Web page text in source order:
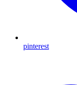
pinterest